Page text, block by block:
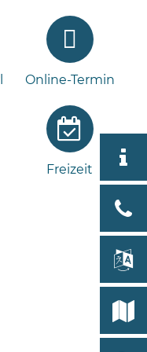
Online-Termin
Freizeit
Bleeck
19